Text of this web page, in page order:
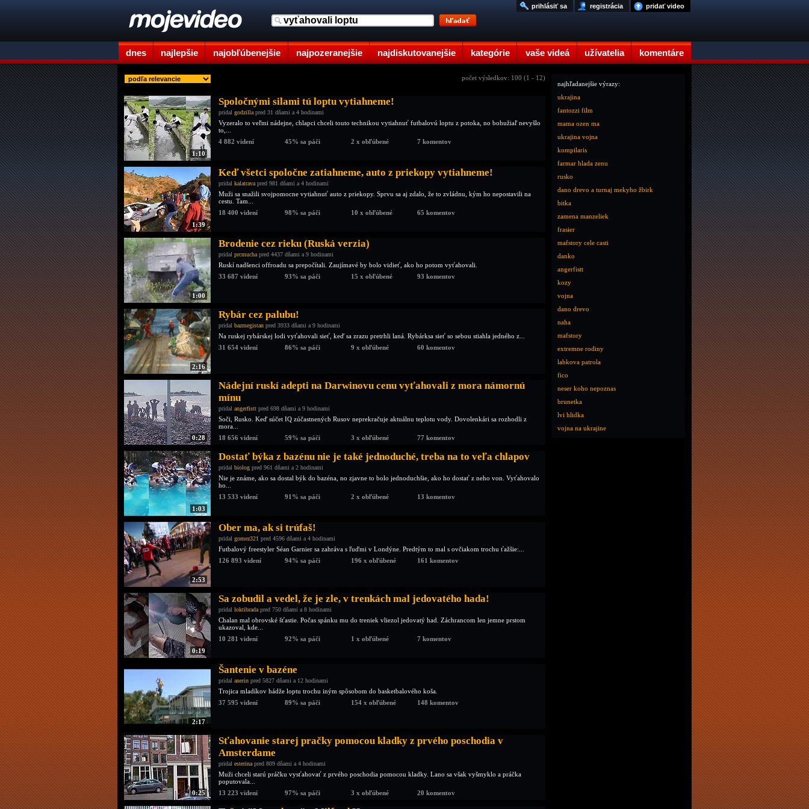
dnes najlepšie najobľúbenejšie najpozeranejšie najdiskutovanejšie kategórie vaše videá užívatelia komentáre
pridať video
registrácia
prihlásiť sa
počet výsledkov: 100 (1 - 12)
1:10
Spoločnými silami tú loptu vytiahneme!
pridal godzilla pred 31 dňami a 4 hodinami
Vyzeralo to veľmi nádejne, chlapci chceli touto technikou vytiahnuť futbalovú loptu z potoka, no bohužiaľ nevyšlo
to,...
4 882 videní
45% sa páči 2 x obľúbené 7 komentov
1:39
Keď všetci spoločne zatiahneme, auto z priekopy vytiahneme!
pridal kalatrava pred 981 dňami a 4 hodinami
Muži sa snažili svojpomocne vytiahnuť auto z priekopy. Sprvu sa aj zdalo, že to zvládnu, kým ho nepostavili na
cestu. Tam...
18 400 videní
98% sa páči 10 x obľúbené 65 komentov
1:00
Brodenie cez rieku (Ruská verzia)
pridal prcmucha pred 4437 dňami a 9 hodinami
Ruskí nadšenci offroadu sa prepočítali. Zaujímavé by bolo vidieť, ako ho potom vyťahovali.
33 687 videní
93% sa páči 15 x obľúbené 93 komentov
2:16
Rybár cez palubu!
pridal bazmegistan pred 3933 dňami a 9 hodinami
Na ruskej rybárskej lodi vyťahovali sieť, keď sa zrazu pretrhli laná. Rybárksa sieť so sebou stiahla jedného z...
31 654 videní
86% sa páči 9 x obľúbené 60 komentov
0:28
Nádejní ruskí adepti na Darwinovu cenu vyťahovali z mora námornú
mínu
pridal angerfistt pred 698 dňami a 9 hodinami
Soči, Rusko. Keď súčet IQ zúčastnených Rusov neprekračuje aktuálnu teplotu vody. Dovolenkári sa rozhodli z
mora...
18 656 videní
59% sa páči 3 x obľúbené 77 komentov
1:03
Dostať býka z bazénu nie je také jednoduché, treba na to veľa chlapov
pridal biolog pred 961 dňami a 2 hodinami
Nie je známe, ako sa dostal býk do bazéna, no zjavne to bolo jednoduchšie, ako ho dostať z neho von. Vyťahovalo
ho...
13 533 videní
91% sa páči 2 x obľúbené 13 komentov
2:53
Ober ma, ak si trúfaš!
pridal gomez321 pred 4596 dňami a 4 hodinami
Futbalový freestyler Séan Garnier sa zahráva s ľuďmi v Londýne. Predtým to mal s ovčiakom trochu ťažšie:...
126 893 videní
94% sa páči 196 x obľúbené 161 komentov
0:19
Sa zobudil a vedel, že je zle, v trenkách mal jedovatého hada!
pridal loktibrada pred 750 dňami a 8 hodinami
Chalan mal obrovské šťastie. Počas spánku mu do treniek vliezol jedovatý had. Záchrancom len jemne prstom
ukazoval, kde...
10 281 videní
92% sa páči 1 x obľúbené 7 komentov
2:17
Šantenie v bazéne
pridal anerin pred 5827 dňami a 12 hodinami
Trojica mladíkov hádže loptu trochu iným spôsobom do basketbalového koša.
37 595 videní
89% sa páči 154 x obľúbené 148 komentov
0:25
Sťahovanie starej pračky pomocou kladky z prvého poschodia v
Amsterdame
pridal esterina pred 809 dňami a 4 hodinami
Muži chceli starú práčku vysťahovať z prvého poschodia pomocou kladky. Lano sa však vyšmyklo a práčka
poputovala...
13 223 videní
97% sa páči 3 x obľúbené 20 komentov
najhľadanejšie výrazy:
ukrajina
fantozzi film
mama ozen ma
ukrajina vojna
kompilaris
farmar hlada zenu
rusko
dano drevo a turnaj mekyho žbirk
bitka
zamena manzeliek
frasier
mafstory cele casti
danko
angerfistt
kozy
vojna
dano drevo
naha
mafstory
extremne rodiny
labkova patrola
fico
neser koho nepoznas
brunetka
lvi hlidka
vojna na ukrajine